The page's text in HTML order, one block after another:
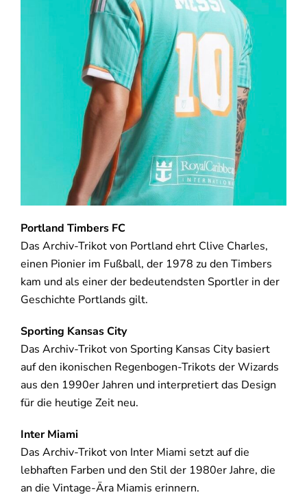
Portland Timbers FC
Das Archiv-Trikot von Portland ehrt Clive Charles,
einen Pionier im Fußball, der 1978 zu den Timbers
kam und als einer der bedeutendsten Sportler in der
Geschichte Portlands gilt.
Sporting Kansas City
Das Archiv-Trikot von Sporting Kansas City basiert
auf den ikonischen Regenbogen-Trikots der Wizards
aus den 1990er Jahren und interpretiert das Design
für die heutige Zeit neu.
Inter Miami
Das Archiv-Trikot von Inter Miami setzt auf die
lebhaften Farben und den Stil der 1980er Jahre, die
an die Vintage-Ära Miamis erinnern.